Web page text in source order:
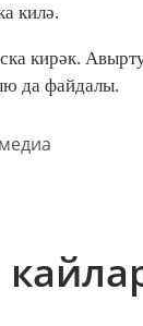
килә.
кирәк.
да файдалы.